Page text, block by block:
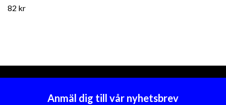
82 kr
Anmäl dig till vår nyhetsbrev